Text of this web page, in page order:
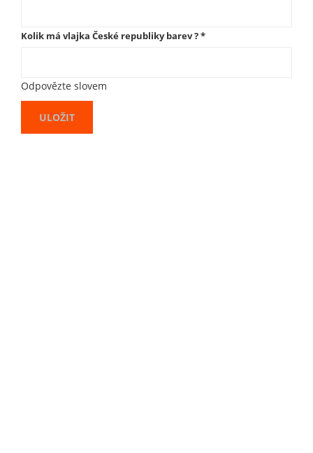
Kolik má vlajka České republiky barev ?*
Odpovězte slovem